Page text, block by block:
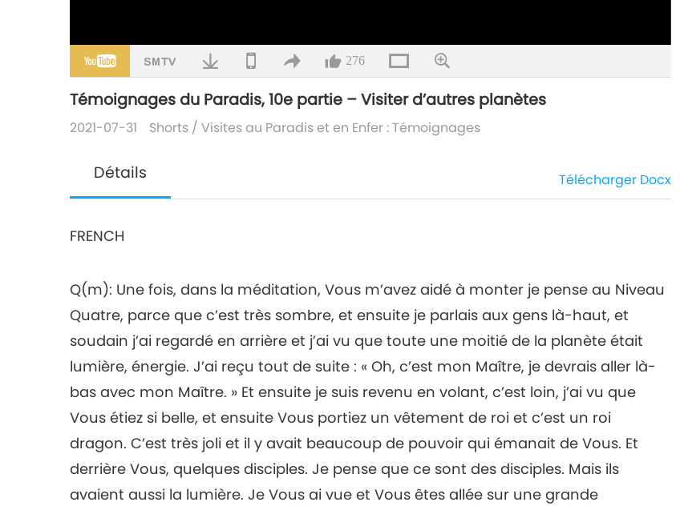
276
Témoignages du Paradis, 10e partie – Visiter d’autres planètes
2021-07-31 Shorts /Visites au Paradis et en Enfer : Témoignages
Détails Télécharger Docx
FRENCH
Q(m): Une fois, dans la méditation, Vous m’avez aidé à monter je pense au Niveau
Quatre, parce que c’est très sombre, et ensuite je parlais aux gens là-haut, et
soudain j’ai regardé en arrière et j’ai vu que toute une moitié de la planète était
lumière, énergie. J’ai reçu tout de suite : « Oh, c’est mon Maître, je devrais aller là-
bas avec mon Maître. » Et ensuite je suis revenu en volant, c’est loin, j’ai vu que
Vous étiez si belle, et ensuite Vous portiez un vêtement de roi et c’est un roi
dragon. C’est très joli et il y avait beaucoup de pouvoir qui émanait de Vous. Et
derrière Vous, quelques disciples. Je pense que ce sont des disciples. Mais ils
avaient aussi la lumière. Je Vous ai vue et Vous êtes allée sur une grande